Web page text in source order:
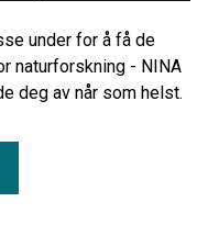
under for å få de
naturforskning - NINA
deg av når som helst.